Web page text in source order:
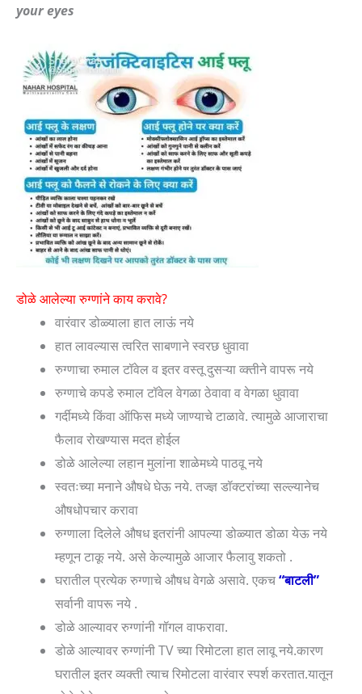
your eyes
डोळे आलेल्या रुग्णांने काय करावे?
वारंवार डोळ्याला हात लाऊं नये
हात लावल्यास त्वरित साबणाने स्वरछ धुवावा
रुग्णाचा रुमाल टॉवेल व इतर वस्तू दुसऱ्या व्क्तीने वापरू नये
रुग्णाचे कपडे रुमाल टॉवेल वेगळा ठेवावा व वेगळा धुवावा
गर्दीमध्ये किंवा ऑफिस मध्ये जाण्याचे टाळावे. त्यामुळे आजाराचा
फैलाव रोखण्यास मदत होईल
डोळे आलेल्या लहान मुलांना शाळेमध्ये पाठवू नये
स्वतःच्या मनाने औषधे घेऊ नये. तज्ज्ञ डॉक्टरांच्या सल्ल्यानेच
औषधोपचार करावा
रुग्णाला दिलेले औषध इतरांनी आपल्या डोळ्यात डोळा येऊ नये
म्हणून टाकू नये. असे केल्यामुळे आजार फैलावु शकतो .
घरातील प्रत्येक रुग्णाचे औषध वेगळे असावे. एकच“बाटली”
सर्वानी वापरू नये .
डोळे आल्यावर रुग्णांनी गॉगल वाफरावा.
डोळे आल्यावर रुग्णांनी TV च्या रिमोटला हात लावू नये.कारण
घरातील इतर व्यक्ती त्याच रिमोटला वारंवार स्पर्श करतात.यातून